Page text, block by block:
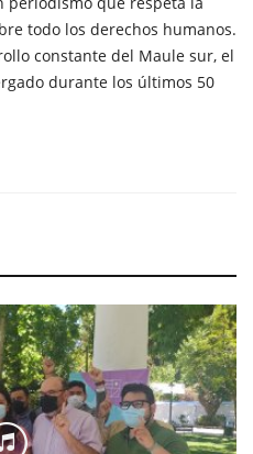
todo los derechos humanos.
constante del Maule sur, el
durante los últimos 50